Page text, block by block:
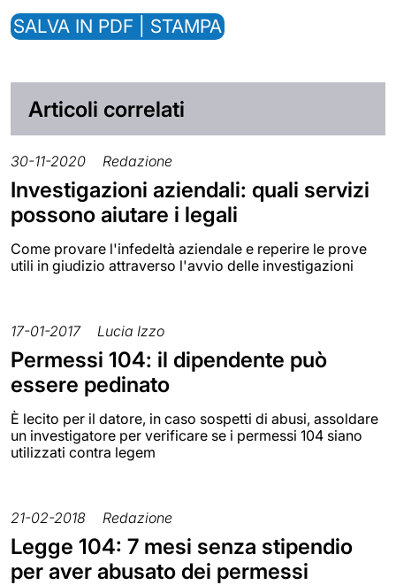
SALVA IN PDF | STAMPA
Articoli correlati
30-11-2020 Redazione
Investigazioni aziendali: quali servizi
possono aiutare i legali
Come provare l'infedeltà aziendale e reperire le prove
utili in giudizio attraverso l'avvio delle investigazioni
17-01-2017 Lucia Izzo
Permessi 104: il dipendente può
essere pedinato
È lecito per il datore, in caso sospetti di abusi, assoldare
un investigatore per verificare se i permessi 104 siano
utilizzati contra legem
21-02-2018 Redazione
Legge 104: 7 mesi senza stipendio
per aver abusato dei permessi